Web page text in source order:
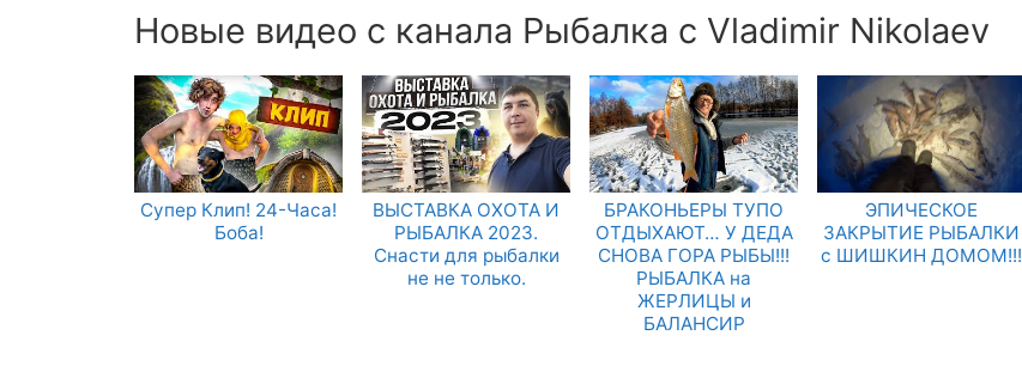
Новые видео с канала Рыбалка с Vladimir Nikolaev
Супер Клип! 24-Часа!
Боба!
ВЫСТАВКА ОХОТА И
РЫБАЛКА 2023.
Снасти для рыбалки
не не только.
БРАКОНЬЕРЫ ТУПО
ОТДЫХАЮТ… У ДЕДА
СНОВА ГОРА РЫБЫ!!!
РЫБАЛКА на
ЖЕРЛИЦЫ и
БАЛАНСИР
ЭПИЧЕСКОЕ
ЗАКРЫТИЕ РЫБАЛКИ
с ШИШКИН ДОМОМ!!!